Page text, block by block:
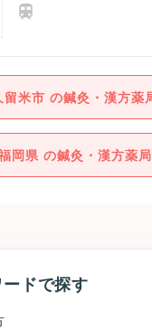
留米市 の鍼灸・漢方薬
岡県 の鍼灸・漢方薬
ドで探す